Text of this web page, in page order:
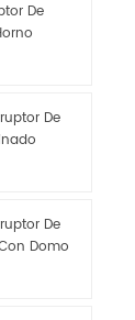
De
De
De
Domo